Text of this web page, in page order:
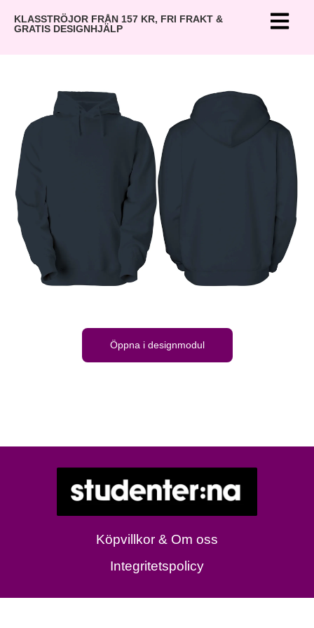
KLASSTRÖJOR FRÅN 157 KR, FRI FRAKT &
GRATIS DESIGNHJÄLP
Öppna i designmodul
Köpvillkor & Om oss
Integritetspolicy